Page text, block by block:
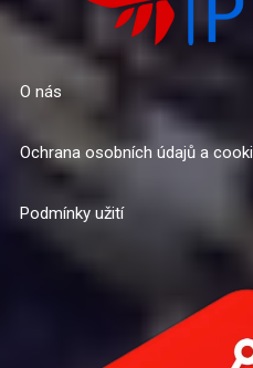
O nás
Ochrana osobních údajů a
Podmínky užití